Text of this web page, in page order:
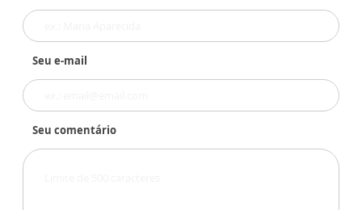
Seu e-mail
Seu comentário